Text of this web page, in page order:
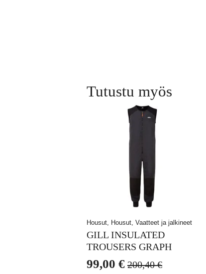
Tutustu myös
Housut, Housut, Vaatteet ja jalkineet
GILL INSULATED
TROUSERS GRAPH
200,40€
Alkuperäinen
99,00 €
Nykyinen